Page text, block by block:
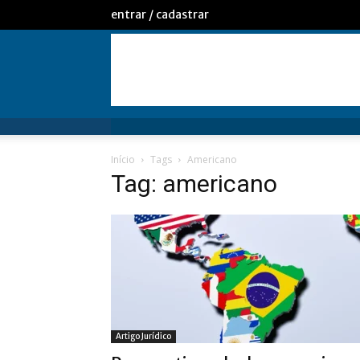
entrar / cadastrar
Início Tags Americano
Tag: americano
Artigo Jurídico